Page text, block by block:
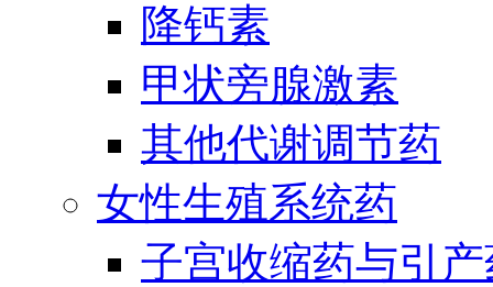
降钙素
甲状旁腺激素
其他代谢调节药
女性生殖系统药
子宫收缩药与引